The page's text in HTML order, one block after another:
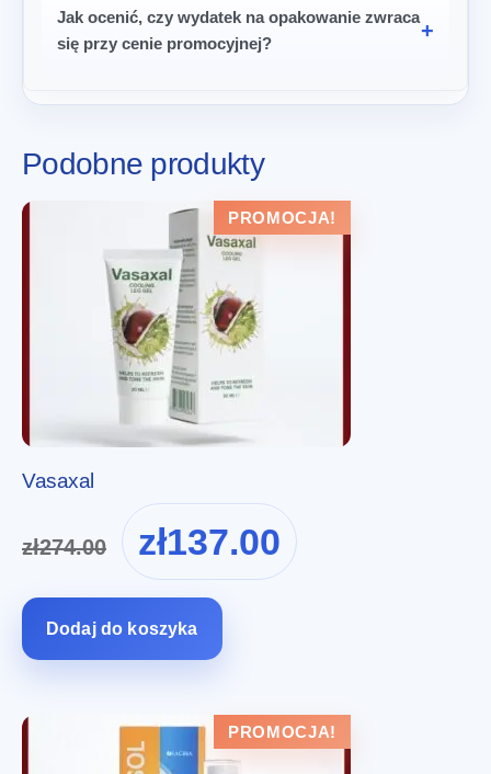
Jak ocenić, czy wydatek na opakowanie zwraca
się przy cenie promocyjnej?
Podobne produkty
PROMOCJA!
Vasaxal
zł274.00
Pierwotna
cena
wynosiła:
zł137.00
cena
Dodaj do koszyka
PROMOCJA!